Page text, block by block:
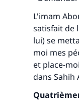
L'imam
satisfait de
lui) se
moi mes
et place-
dans Sahih